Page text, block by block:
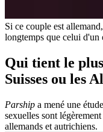
Si ce couple est
longtemps que celui d'un
Qui tient le
Suisses ou les
Parship a mené une
sexuelles sont
allemands et autrichiens.